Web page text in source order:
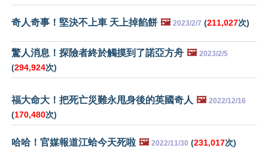
奇人奇事！堅決不上車 天上掉餡餅 🖼️ 2023/2/7 (211,027次)
驚人消息！探險者終於觸摸到了諾亞方舟 🖼️ 2023/2/5
(294,924次)
福大命大！把死亡災難永甩身後的英國奇人 🖼️ 2022/12/16
(170,480次)
哈哈！官媒報道江蛤今天死啦 🖼️ 2022/11/30 (231,017次)